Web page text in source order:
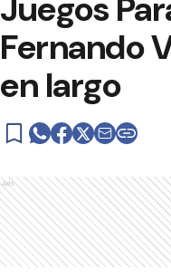
Juegos
Fernando
en largo
Ads